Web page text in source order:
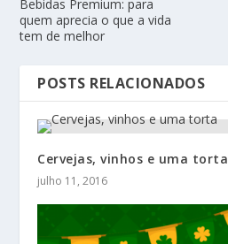
Bebidas Premium: para
quem aprecia o que a vida
tem de melhor
POSTS RELACIONADOS
Cervejas, vinhos e uma torta
julho 11, 2016